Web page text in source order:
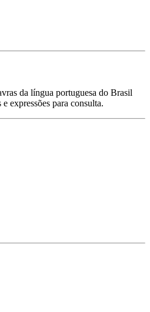
da língua portuguesa do Brasil
expressões para consulta.